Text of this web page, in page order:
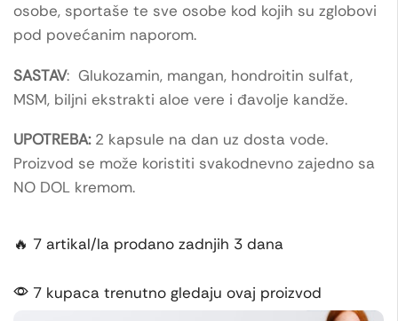
osobe, sportaše te sve osobe kod kojih su zglobovi
pod povećanim naporom.
SASTAV: Glukozamin, mangan, hondroitin sulfat,
MSM, biljni ekstrakti aloe vere i đavolje kandže.
UPOTREBA:2 kapsule na dan uz dosta vode.
Proizvod se može koristiti svakodnevno zajedno sa
NO DOL kremom.
🔥 7 artikal/la prodano zadnjih 3 dana
7 kupaca trenutno gledaju ovaj proizvod